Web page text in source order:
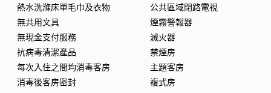
熱水洗滌床單毛巾及衣物
無共用文具
無現金支付服務
抗病毒清潔產品
每次入住之間均消毒客房
消毒後客房密封
公共區域閉路電視
煙霧警報器
滅火器
禁煙房
主題客房
複式房